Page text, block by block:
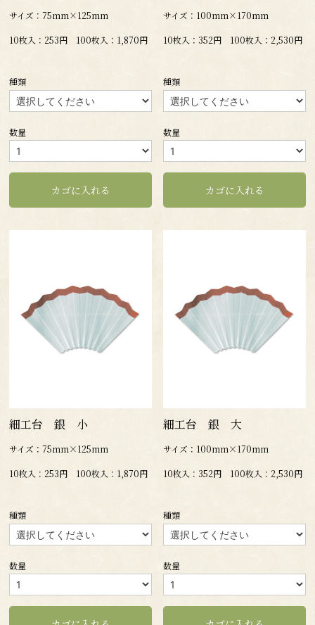
サイズ：75mm×125mm
10枚入：253円 100枚入：1,870円
種類
数量
サイズ：100mm×170mm
10枚入：352円 100枚入：2,530円
種類
数量
細工台 銀 小
サイズ：75mm×125mm
10枚入：253円 100枚入：1,870円
種類
数量
細工台 銀 大
サイズ：100mm×170mm
10枚入：352円 100枚入：2,530円
種類
数量